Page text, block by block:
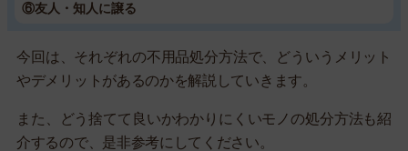
⑥友人・知人に譲る
今回は、それぞれの不用品処分方法で、どういうメリット
やデメリットがあるのかを解説していきます。
また、どう捨てて良いかわかりにくいモノの処分方法も紹
介するので、是非参考にしてください。